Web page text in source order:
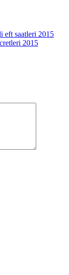
eft saatleri 2015
2015